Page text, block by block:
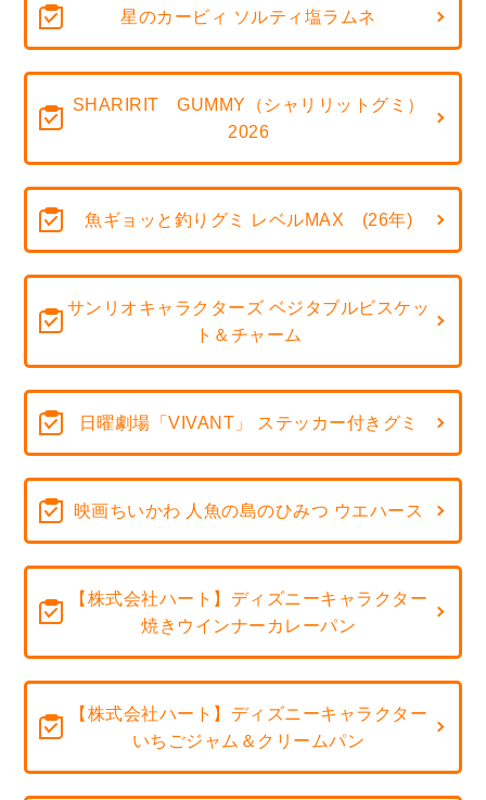
星のカービィ ソルティ塩ラムネ
SHARIRIT GUMMY（シャリリットグミ）
2026
魚ギョッと釣りグミ レベルMAX (26年)
サンリオキャラクターズ ベジタブルビスケッ
ト＆チャーム
日曜劇場「VIVANT」 ステッカー付きグミ
映画ちいかわ 人魚の島のひみつ ウエハース
【株式会社ハート】ディズニーキャラクター
焼きウインナーカレーパン
【株式会社ハート】ディズニーキャラクター
いちごジャム＆クリームパン